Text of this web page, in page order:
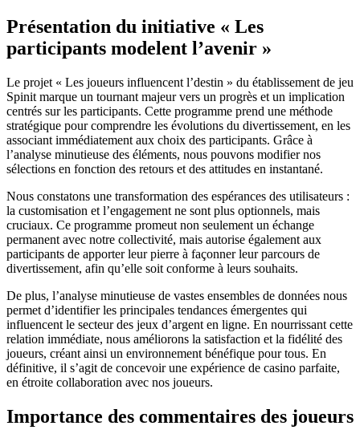
Présentation du initiative « Les
participants modelent l’avenir »
Le projet « Les joueurs influencent l’destin » du établissement de jeu
Spinit marque un tournant majeur vers un progrès et un implication
centrés sur les participants. Cette programme prend une méthode
stratégique pour comprendre les évolutions du divertissement, en les
associant immédiatement aux choix des participants. Grâce à
l’analyse minutieuse des éléments, nous pouvons modifier nos
sélections en fonction des retours et des attitudes en instantané.
Nous constatons une transformation des espérances des utilisateurs :
la customisation et l’engagement ne sont plus optionnels, mais
cruciaux. Ce programme promeut non seulement un échange
permanent avec notre collectivité, mais autorise également aux
participants de apporter leur pierre à façonner leur parcours de
divertissement, afin qu’elle soit conforme à leurs souhaits.
De plus, l’analyse minutieuse de vastes ensembles de données nous
permet d’identifier les principales tendances émergentes qui
influencent le secteur des jeux d’argent en ligne. En nourrissant cette
relation immédiate, nous améliorons la satisfaction et la fidélité des
joueurs, créant ainsi un environnement bénéfique pour tous. En
définitive, il s’agit de concevoir une expérience de casino parfaite,
en étroite collaboration avec nos joueurs.
Importance des commentaires des joueurs